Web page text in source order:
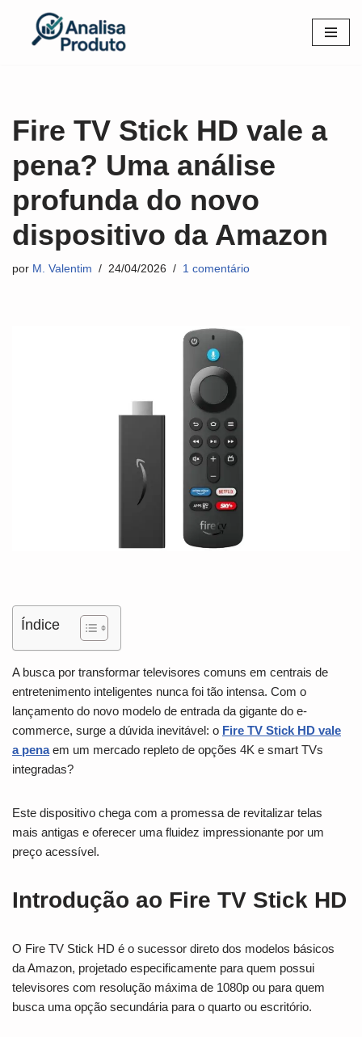
Pular
Fire TV Stick HD vale a
pena? Uma análise
profunda do novo
dispositivo da Amazon
por M. Valentim 24/04/2026 1 comentário
Índice
A busca por transformar televisores comuns em centrais de
entretenimento inteligentes nunca foi tão intensa. Com o
lançamento do novo modelo de entrada da gigante do e-
commerce, surge a dúvida inevitável: o Fire TV Stick HD vale
a penaem um mercado repleto de opções 4K e smart TVs
integradas?
Este dispositivo chega com a promessa de revitalizar telas
mais antigas e oferecer uma fluidez impressionante por um
preço acessível.
Introdução ao Fire TV Stick HD
O Fire TV Stick HD é o sucessor direto dos modelos básicos
da Amazon, projetado especificamente para quem possui
televisores com resolução máxima de 1080p ou para quem
busca uma opção secundária para o quarto ou escritório.